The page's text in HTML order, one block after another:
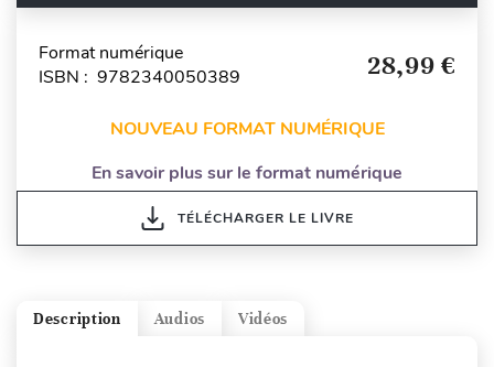
Format numérique
ISBN : 9782340050389
28,99 €
NOUVEAU FORMAT NUMÉRIQUE
En savoir plus sur le format numérique
TÉLÉCHARGER LE LIVRE
Vidéos
Audios
Description